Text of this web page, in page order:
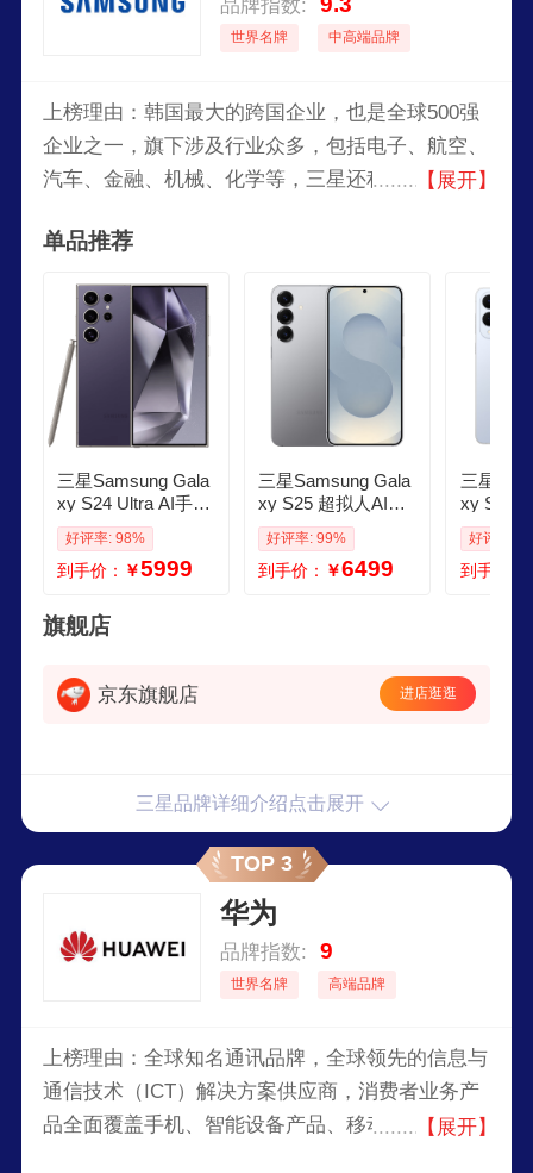
品牌指数:
世界名牌 中高端品牌
上榜理由：韩国最大的跨国企业，也是全球500强
企业之一，旗下涉及行业众多，包括电子、航空、
汽车、金融、机械、化学等，三星还积极投资研
量的专利，三星电子在多个国家和地区设有研发中
心和制造工厂，产品遍及全球。
【展开】
单品推荐
三星Samsung Gala
xy S24 Ultra AI手机
第三代骁龙8 游戏手
机 2亿像素 拍照手
机 12GB256GB 钛
好评率: 98%
到手价： ￥5999
三星Samsung Gala
xy S25 超拟人AI助
理 骁龙8至尊版 AI
拍照 翻译手机 游戏
手机 12GB512GB
好评率: 99%
到手价： ￥6499
三星
xy S25
超薄旗
至尊版
好评率:
到手价：
旗舰店
京东旗舰店 进店逛逛
三星品牌详细介绍点击展开
TOP 3
华为
品牌指数: 9
世界名牌 高端品牌
上榜理由：全球知名通讯品牌，全球领先的信息与
通信技术（ICT）解决方案供应商，消费者业务产
品全面覆盖手机、智能设备产品、移动宽带终端、
【展开】